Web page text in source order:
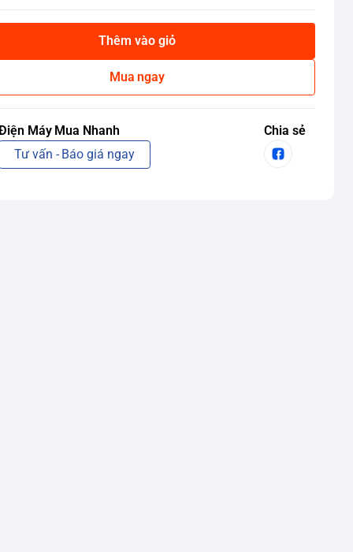
Thêm vào giỏ
Mua ngay
Máy Mua Nhanh
Tư vấn - Báo giá ngay
Chia sẻ